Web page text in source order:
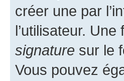
créer une par
l’utilisateur.
signature sur le
Vous pouvez